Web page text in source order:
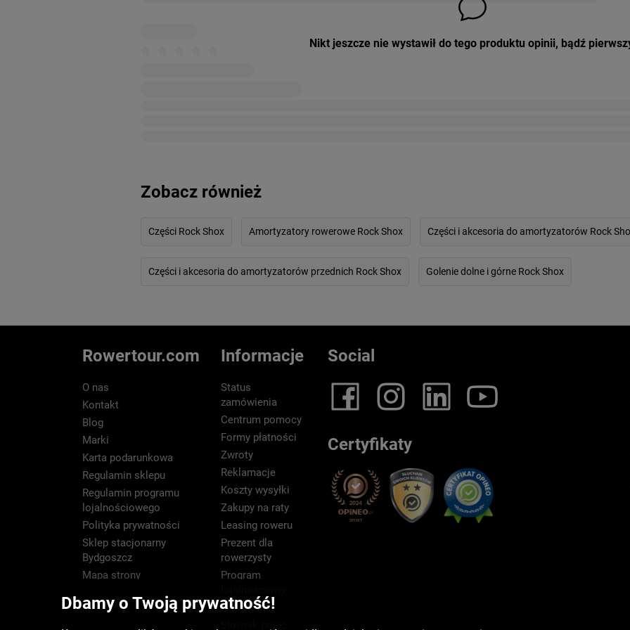
Nikt jeszcze nie wystawił do tego produktu opinii, bądź
Zobacz również
Części Rock Shox Amortyzatory rowerowe Rock Shox Części i akcesoria do amortyzatorów Rock
Części i akcesoria do amortyzatorów przednich Rock Shox Golenie dolne i górne Rock Shox
Rowertour.com
O nas
Kontakt
Blog
Marki
Karta podarunkowa
Regulamin sklepu
Regulamin programu
lojalnościowego
Polityka prywatności
Sklep stacjonarny
Bydgoszcz
Mapa strony
Informacje
Status
zamówienia
Centrum pomocy
Formy płatności
Zwroty
Reklamacje
Koszty wysyłki
Zakupy na raty
Leasing roweru
Prezent dla
rowerzysty
Program
Newsletter
Social
Certyfikaty
Dbamy o Twoją prywatność!